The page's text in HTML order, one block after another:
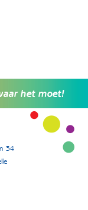
het moet!
34